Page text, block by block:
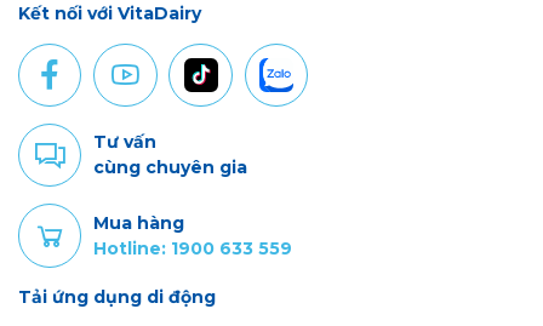
Kết nối với VitaDairy
Tư vấn
cùng chuyên gia
Mua hàng
Hotline: 1900 633 559
Tải ứng dụng di động